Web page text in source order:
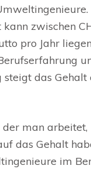
zwischen
pro Jahr
das Gehalt
der man
das Gehalt
im